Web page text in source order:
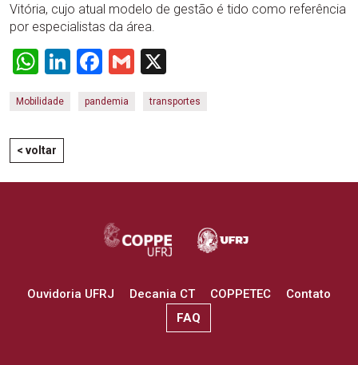
Vitória, cujo atual modelo de gestão é tido como referência
por especialistas da área.
WhatsApp
LinkedIn
Facebook
Gmail
Mobilidade pandemia transportes
< voltar
Ouvidoria UFRJ Decania CT COPPETEC
Contato
FAQ